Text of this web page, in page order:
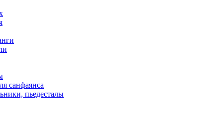
санфаянса
пьедесталы